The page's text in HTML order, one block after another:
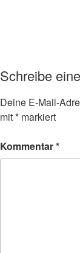
Schreibe
Deine E-Mail-
mit* markiert
Kommentar*